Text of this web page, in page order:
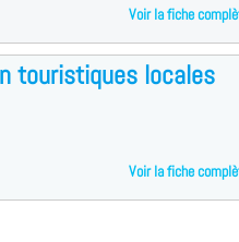
Voir la fiche
touristiques locales
Voir la fiche